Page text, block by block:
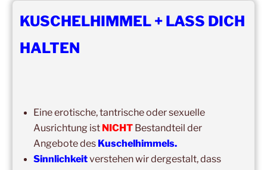
Verarbeitung deiner Daten gemäß DS-GVO?
KUSCHELHIMMEL + LASS DICH
HALTEN
Eine erotische, tantrische oder sexuelle
Ausrichtung ist NICHTBestandteil der
Angebote des Kuschelhimmels.
Sinnlichkeitverstehen wir dergestalt, dass